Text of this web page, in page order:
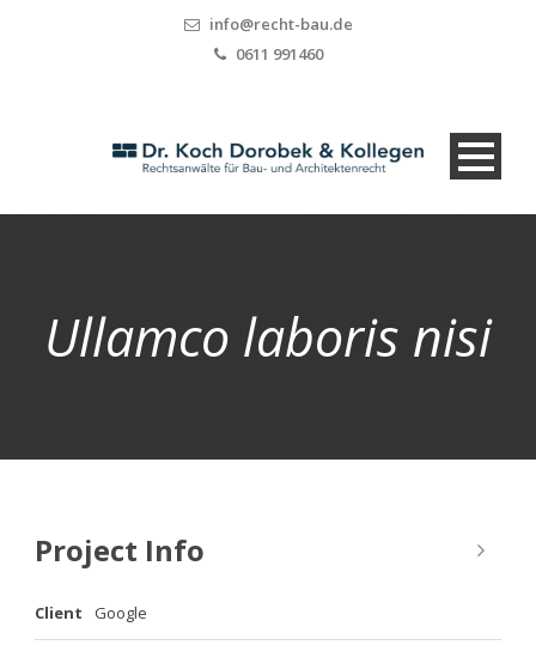
info@recht-bau.de
0611 991460
Ullamco laboris nisi
Project Info
Client Google